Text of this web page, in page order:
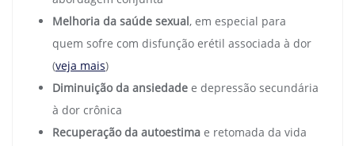
Melhoria da saúde sexual, em especial para
quem sofre com disfunção erétil associada à dor
(veja mais)
Diminuição da ansiedade e depressão secundária
à dor crônica
Recuperação da autoestima e retomada da vida